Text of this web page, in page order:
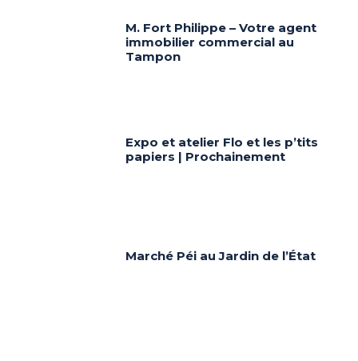
M. Fort Philippe – Votre agent
immobilier commercial au
Tampon
Expo et atelier Flo et les p’tits
papiers | Prochainement
Marché Péi au Jardin de l’État